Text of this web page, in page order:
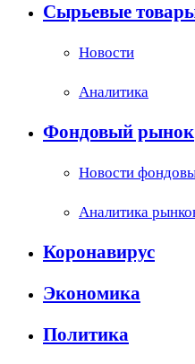
Сырьевые
Новости
Аналитика
Фондовый рынок
Новости
Аналитика
Коронавирус
Экономика
Политика